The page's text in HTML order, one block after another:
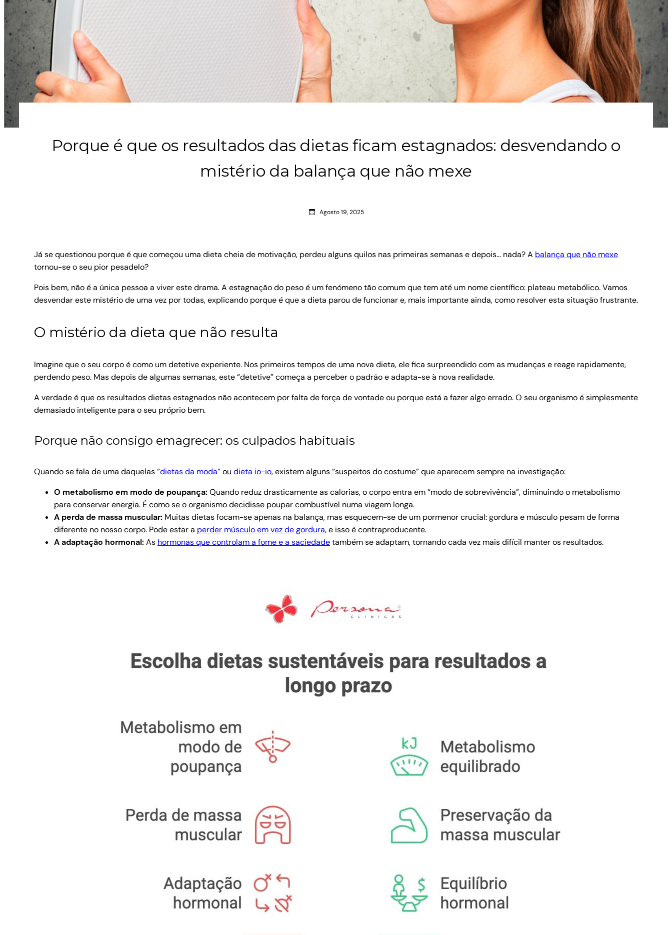
Porque é que os resultados das dietas ficam estagnados: desvendando o
mistério da balança que não mexe
Agosto 19, 2025
Já se questionou porque é que começou uma dieta cheia de motivação, perdeu alguns quilos nas primeiras semanas e depois… nada? A balança que não mexe
tornou-se o seu pior pesadelo?
Pois bem, não é a única pessoa a viver este drama. A estagnação do peso é um fenómeno tão comum que tem até um nome científico: plateau metabólico. Vamos
desvendar este mistério de uma vez por todas, explicando porque é que a dieta parou de funcionar e, mais importante ainda, como resolver esta situação frustrante.
O mistério da dieta que não resulta
Imagine que o seu corpo é como um detetive experiente. Nos primeiros tempos de uma nova dieta, ele fica surpreendido com as mudanças e reage rapidamente,
perdendo peso. Mas depois de algumas semanas, este “detetive” começa a perceber o padrão e adapta-se à nova realidade.
A verdade é que os resultados dietas estagnados não acontecem por falta de força de vontade ou porque está a fazer algo errado. O seu organismo é simplesmente
demasiado inteligente para o seu próprio bem.
Porque não consigo emagrecer: os culpados habituais
Quando se fala de uma daquelas“dietas da moda”ou dieta io-io, existem alguns “suspeitos do costume” que aparecem sempre na investigação:
O metabolismo em modo de poupança:Quando reduz drasticamente as calorias, o corpo entra em “modo de sobrevivência”, diminuindo o metabolismo
para conservar energia. É como se o organismo decidisse poupar combustível numa viagem longa.
A perda de massa muscular: Muitas dietas focam-se apenas na balança, mas esquecem-se de um pormenor crucial: gordura e músculo pesam de forma
diferente no nosso corpo. Pode estar a perder músculo em vez de gordura, e isso é contraproducente.
A adaptação hormonal:As hormonas que controlam a fome e a saciedadetambém se adaptam, tornando cada vez mais difícil manter os resultados.